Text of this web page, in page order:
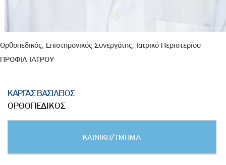
Ορθοπεδικός, Επιστημονικός Συνεργάτης, Ιατρικό Περιστερίου
ΠΡΟΦΙΛ ΙΑΤΡΟΥ
ΚΑΡΓΑΣ ΒΑΣΙΛΕΙΟΣ
ΟΡΘΟΠΕΔΙΚΟΣ
ΚΛΙΝΙΚΗ/ΤΜΗΜΑ